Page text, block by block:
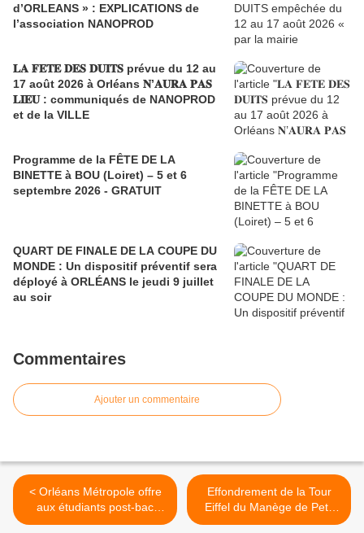
d’ORLEANS » : EXPLICATIONS de
l’association NANOPROD
𝐋𝐀 𝐅𝐄𝐓𝐄 𝐃𝐄𝐒 𝐃𝐔𝐈𝐓𝐒 prévue du 12 au
17 août 2026 à Orléans 𝐍’𝐀𝐔𝐑𝐀 𝐏𝐀𝐒
𝐋𝐈𝐄𝐔 : communiqués de NANOPROD
et de la VILLE
Programme de la FÊTE DE LA
BINETTE à BOU (Loiret) – 5 et 6
septembre 2026 - GRATUIT
QUART DE FINALE DE LA COUPE DU
MONDE : Un dispositif préventif sera
déployé à ORLÉANS le jeudi 9 juillet
au soir
Commentaires
Ajouter un commentaire
< Orléans Métropole offre
aux étudiants post-bac
jusqu'à 3 mois
Effondrement de la Tour
Eiffel du Manège de Petit
Pierre: CAMPAGNE DE